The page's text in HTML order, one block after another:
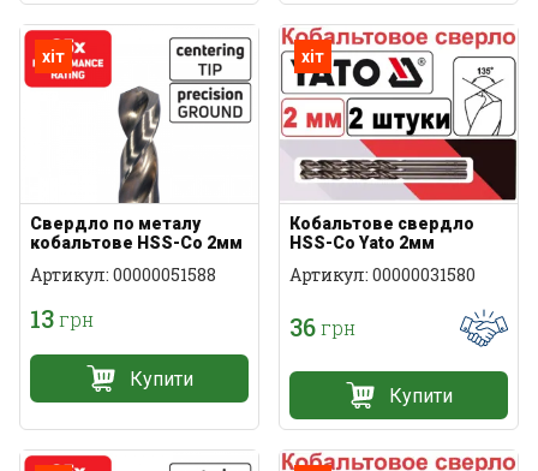
хіт
Свердло по металу
кобальтове HSS-Co 2мм
Артикул: 00000051588
13грн
Купити
хіт
Кобальтове свердло
HSS-Co Yato 2мм
Артикул: 00000031580
36грн
Купити